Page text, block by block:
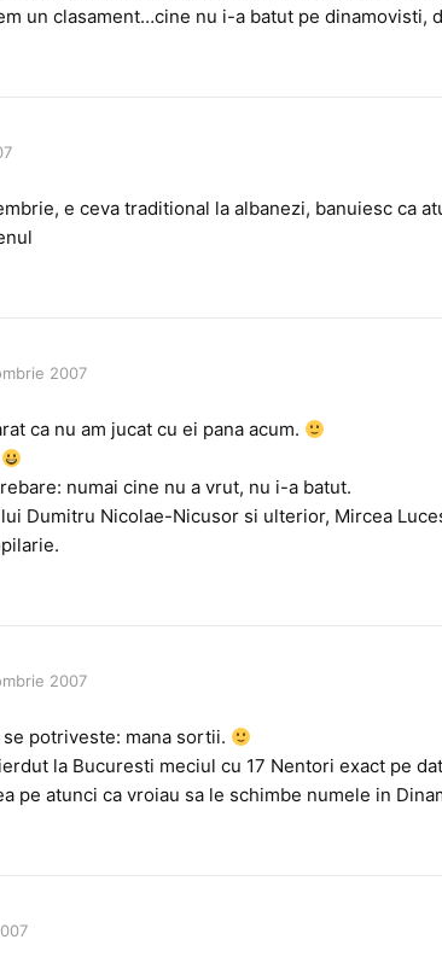
un clasament…cine nu i-a batut pe dinamovisti,
e ceva traditional la albanezi, banuiesc ca
2007
ca nu am jucat cu ei pana acum.
numai cine nu a vrut, nu i-a batut.
Dumitru Nicolae-Nicusor si ulterior, Mircea
2007
potriveste: mana sortii.
la Bucuresti meciul cu 17 Nentori exact pe
pe atunci ca vroiau sa le schimbe numele in